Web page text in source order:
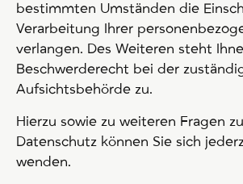
bestimmten Umständen die
Verarbeitung Ihrer
verlangen. Des Weiteren steht
Beschwerderecht bei der
Aufsichtsbehörde zu.
Hierzu sowie zu weiteren Fragen
Datenschutz können Sie sich
wenden.